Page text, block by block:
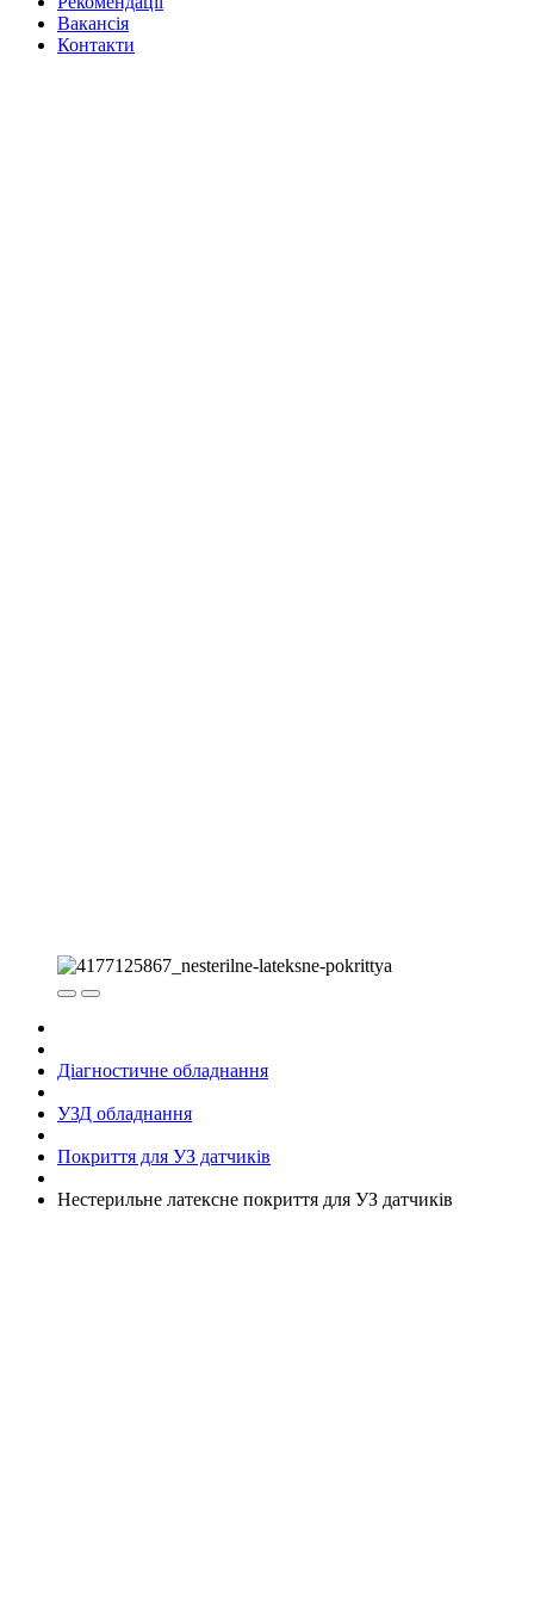
Вакансiя
Контакти
Діагностичне обладнання
УЗД обладнання
Покриття для УЗ датчиків
Нестерильне латексне покриття для УЗ датчиків